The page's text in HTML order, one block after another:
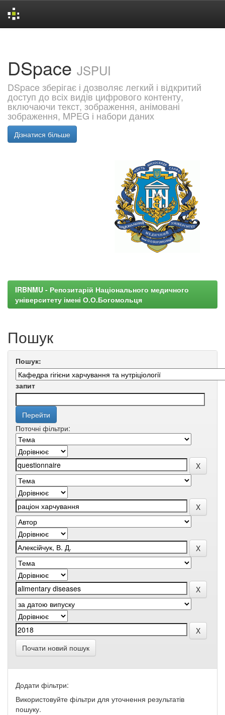
DSpace JSPUI
DSpace зберігає і дозволяє легкий і відкритий
доступ до всіх видів цифрового контенту,
включаючи текст, зображення, анімовані
зображення, MPEG і набори даних
Дізнатися більше
IRBNMU - Репозитарій Національного медичного
університету імені О.О.Богомольця
Пошук
Пошук:
запит
Поточні фільтри:
Почати новий пошук
Додати фільтри:
Використовуйте фільтри для уточнення результатів
пошуку.